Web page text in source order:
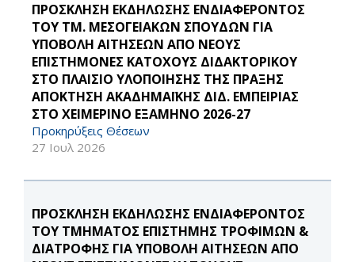
ΠΡΟΣΚΛΗΣΗ ΕΚΔΗΛΩΣΗΣ ΕΝΔΙΑΦΕΡΟΝΤΟΣ
ΤΟΥ ΤΜ. ΜΕΣΟΓΕΙΑΚΩΝ ΣΠΟΥΔΩΝ ΓΙΑ
ΥΠΟΒΟΛΗ ΑΙΤΗΣΕΩΝ ΑΠΟ ΝΕΟΥΣ
ΕΠΙΣΤΗΜΟΝΕΣ ΚΑΤΟΧΟΥΣ ΔΙΔΑΚΤΟΡΙΚΟΥ
ΣΤΟ ΠΛΑΙΣΙΟ ΥΛΟΠΟΙΗΣΗΣ ΤΗΣ ΠΡΑΞΗΣ
ΑΠΟΚΤΗΣΗ ΑΚΑΔΗΜΑΪΚΗΣ ΔΙΔ. ΕΜΠΕΙΡΙΑΣ
ΣΤΟ ΧΕΙΜΕΡΙΝΟ ΕΞΑΜΗΝΟ 2026-27
Προκηρύξεις Θέσεων
27 Ιουλ 2026
ΠΡΟΣΚΛΗΣΗ ΕΚΔΗΛΩΣΗΣ ΕΝΔΙΑΦΕΡΟΝΤΟΣ
ΤΟΥ ΤΜΗΜΑΤΟΣ ΕΠΙΣΤΗΜΗΣ ΤΡΟΦΙΜΩΝ &
ΔΙΑΤΡΟΦΗΣ ΓΙΑ ΥΠΟΒΟΛΗ ΑΙΤΗΣΕΩΝ ΑΠΟ